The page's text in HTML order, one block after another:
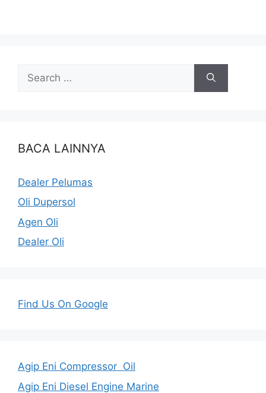
BACA LAINNYA
Dealer Pelumas
Oli Dupersol
Agen Oli
Dealer Oli
Find Us On Google
Agip Eni Compressor Oil
Agip Eni Diesel Engine Marine